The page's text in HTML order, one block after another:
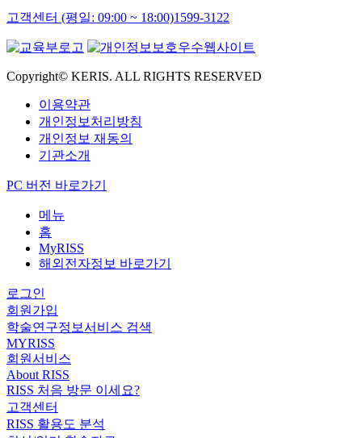
고객센터 (평일: 09:00 ~ 18:00)1599-3122
Copyright© KERIS. ALL RIGHTS RESERVED
이용약관
개인정보처리방침
개인정보 재동의
기관소개
PC 버전 바로가기
메뉴
홈
MyRISS
해외전자정보 바로가기
로그인
회원가입
학술연구정보서비스 검색
MYRISS
회원서비스
About RISS
RISS 처음 방문 이세요?
고객센터
RISS 활용도 분석